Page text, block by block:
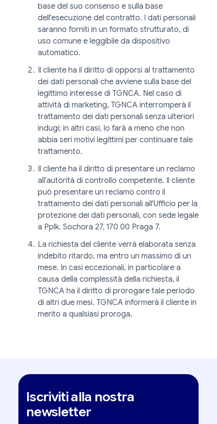
base del suo consenso e sulla base
dell'esecuzione del contratto. I dati personali
saranno forniti in un formato strutturato, di
uso comune e leggibile da dispositivo
automatico.
Il cliente ha il diritto di opporsi al trattamento
dei dati personali che avviene sulla base del
legittimo interesse di TGNCA. Nel caso di
attività di marketing, TGNCA interromperà il
trattamento dei dati personali senza ulteriori
indugi; in altri casi, lo farà a meno che non
abbia seri motivi legittimi per continuare tale
trattamento.
Il cliente ha il diritto di presentare un reclamo
all'autorità di controllo competente. Il cliente
può presentare un reclamo contro il
trattamento dei dati personali all'Ufficio per la
protezione dei dati personali, con sede legale
a Pplk. Sochora 27, 170 00 Praga 7.
La richiesta del cliente verrà elaborata senza
indebito ritardo, ma entro un massimo di un
mese. In casi eccezionali, in particolare a
causa della complessità della richiesta, il
TGNCA ha il diritto di prorogare tale periodo
di altri due mesi. TGNCA informerà il cliente in
merito a qualsiasi proroga.
Iscriviti alla nostra
newsletter